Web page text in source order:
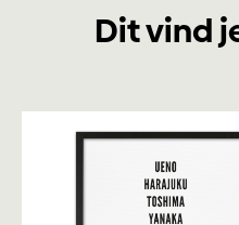
Dit vind